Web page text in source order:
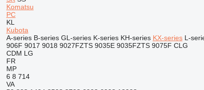
Komatsu
PC
KL
Kubota
A-series B-series GL-series K-series KH-series KX-series L-
906F 9017 9018 9027FZTS 9035E 9035FZTS 9075F CLG
CDM LG
FR
MP
6 8 714
VA